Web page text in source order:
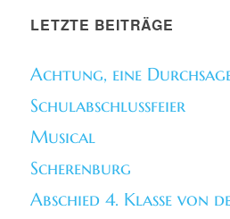
LETZTE BEITRÄGE
Achtung, eine
Schulabschlussfeier
Musical
Scherenburg
Abschied 4. Klasse von